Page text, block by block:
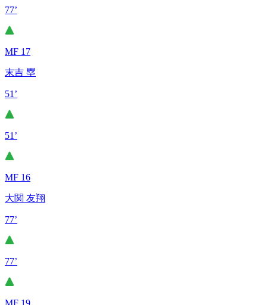
77’
MF 17
末吉 塁
51’
51’
MF 16
大関 友翔
77’
77’
MF 19